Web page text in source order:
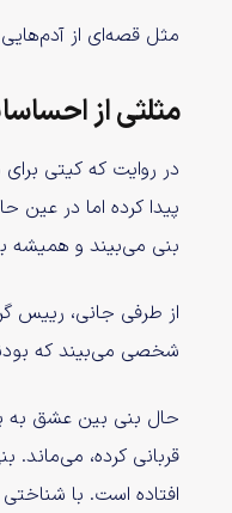
مثل قصه‌ای از
مثلثی از
در روایت که کیتی
پیدا کرده اما در عین
بنی می‌بیند و
از طرفی جانی، رییس
شخصی می‌بیند که
حال بنی بین عشق به
قربانی کرده،
افتاده است. با